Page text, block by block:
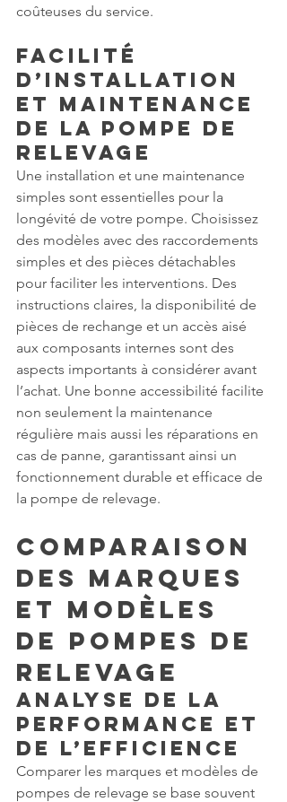
coûteuses du service.
Facilité
d’Installation
et Maintenance
de la Pompe de
Relevage
Une installation et une maintenance
simples sont essentielles pour la
longévité de votre pompe. Choisissez
des modèles avec des raccordements
simples et des pièces détachables
pour faciliter les interventions. Des
instructions claires, la disponibilité de
pièces de rechange et un accès aisé
aux composants internes sont des
aspects importants à considérer avant
l’achat. Une bonne accessibilité facilite
non seulement la maintenance
régulière mais aussi les réparations en
cas de panne, garantissant ainsi un
fonctionnement durable et efficace de
la pompe de relevage.
Comparaison
des Marques
et Modèles
de Pompes de
Relevage
Analyse de la
Performance et
de l’Efficience
Comparer les marques et modèles de
pompes de relevage se base souvent